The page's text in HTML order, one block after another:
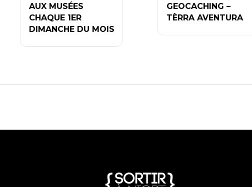
AUX MUSÉES
CHAQUE 1ER
DIMANCHE DU MOIS
GEOCACHING –
TÈRRA AVENTURA